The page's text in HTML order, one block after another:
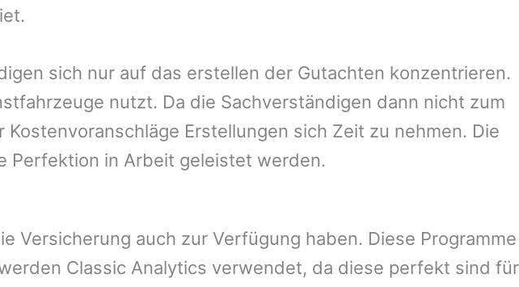
sich nur auf das erstellen der Gutachten konzentrieren.
nutzt. Da die Sachverständigen dann nicht zum
Erstellungen sich Zeit zu nehmen. Die
Perfektion in Arbeit geleistet werden.
Versicherung auch zur Verfügung haben. Diese Programme
Classic Analytics verwendet, da diese perfekt sind für